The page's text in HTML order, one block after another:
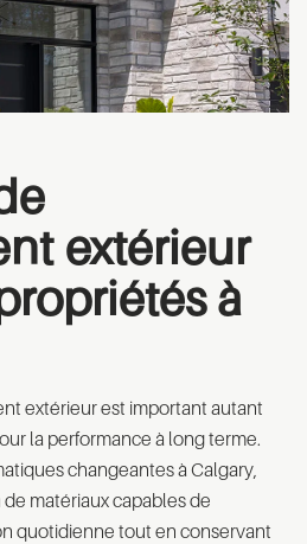
extérieur
à
extérieur est important autant
la performance à long terme.
changeantes à Calgary,
matériaux capables de
quotidienne tout en conservant